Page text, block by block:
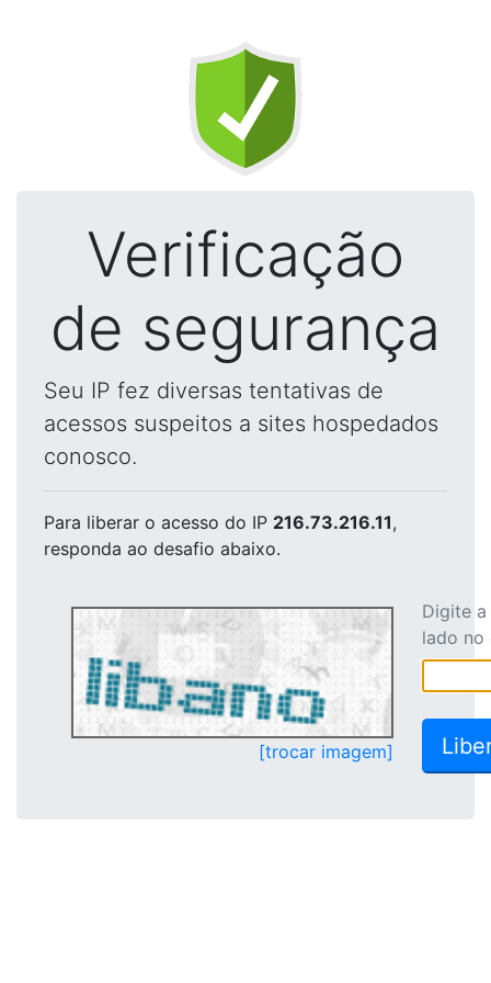
Verificação
de segurança
Seu IP fez diversas tentativas de
acessos suspeitos a sites hospedados
conosco.
Para liberar o acesso do IP 216.73.216.11,
responda ao desafio abaixo.
[trocar imagem]
Digite
lado no